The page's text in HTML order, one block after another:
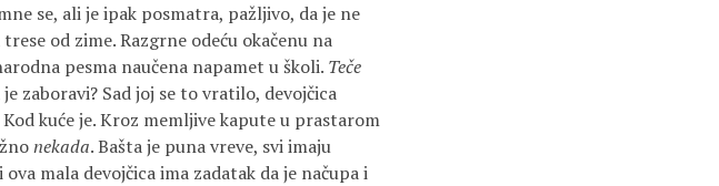
se, ali je ipak posmatra, pažljivo, da je ne
od zime. Razgrne odeću okačenu na
pesma naučena napamet u školi. Teče
zaboravi? Sad joj se to vratilo, devoj­čica
kuće je. Kroz memljive kapute u pra­starom
nekada. Bašta je puna vreve, svi imaju
mala devojčica ima zadatak da je načupa i